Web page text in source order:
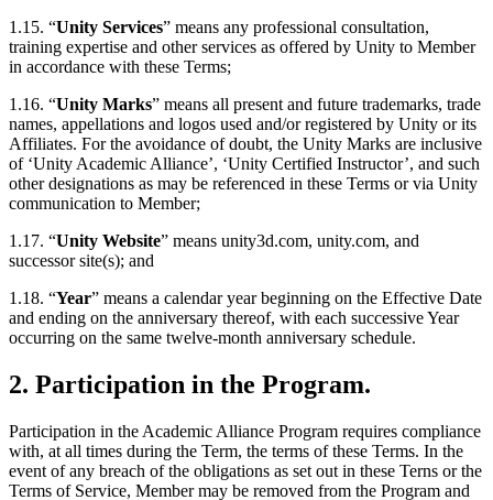
1.15. “Unity Services” means any professional consultation,
training expertise and other services as offered by Unity to Member
in accordance with these Terms;
1.16. “Unity Marks” means all present and future trade­marks, trade
names, appellations and logos used and/or registered by Unity or its
Affiliates. For the avoidance of doubt, the Unity Marks are inclusive
of ‘Unity Academic Alliance’, ‘Unity Certified Instructor’, and such
other designations as may be referenced in these Terms or via Unity
communication to Member;
1.17. “Unity Website” means unity3d.com, unity.com, and
successor site(s); and
1.18. “Year” means a calendar year beginning on the Effective Date
and ending on the anniversary thereof, with each successive Year
occurring on the same twelve-month anniversary schedule.
2. Participation in the Program.
Participation in the Academic Alliance Program requires compliance
with, at all times during the Term, the terms of these Terms. In the
event of any breach of the obligations as set out in these Terns or the
Terms of Service, Member may be removed from the Program and